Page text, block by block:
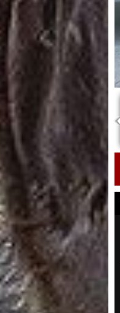
FbC Coyotes Jablunkov
FBC Vikings Kopřivnice..